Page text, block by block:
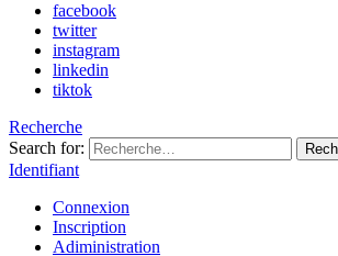
facebook
twitter
instagram
linkedin
tiktok
Recherche
Search for:
Identifiant
Connexion
Inscription
Adiministration